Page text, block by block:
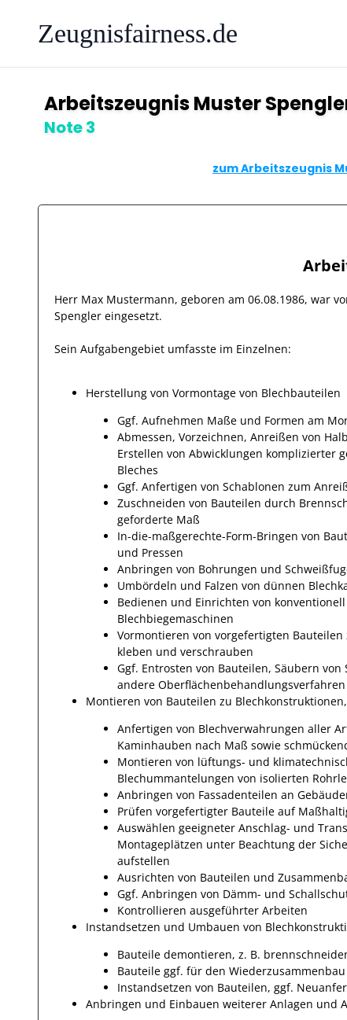
Zeugnisfairness.de
Arbeitszeugnis Muster
Note 3
zum Arbeitszeugnis
Herr Max Mustermann, geboren am 06.08.1986, war
Spengler eingesetzt.
Sein Aufgabengebiet umfasste im Einzelnen:
Herstellung von Vormontage von Blechbauteilen
Ggf. Aufnehmen Maße und Formen am
Abmessen, Vorzeichnen, Anreißen von
Erstellen von Abwicklungen komplizierter
Bleches
Ggf. Anfertigen von Schablonen zum
Zuschneiden von Bauteilen durch
geforderte Maß
In-die-maßgerechte-Form-Bringen von
und Pressen
Anbringen von Bohrungen und
Umbördeln und Falzen von dünnen
Bedienen und Einrichten von
Blechbiegemaschinen
Vormontieren von vorgefertigten
kleben und verschrauben
Ggf. Entrosten von Bauteilen, Säubern
andere Oberflächenbehandlungsverfahren
Montieren von Bauteilen zu
Anfertigen von Blechverwahrungen aller
Kaminhauben nach Maß sowie
Montieren von lüftungs- und
Blechummantelungen von isolierten
Anbringen von Fassadenteilen an
Prüfen vorgefertigter Bauteile auf
Auswählen geeigneter Anschlag- und
Montageplätzen unter Beachtung der
aufstellen
Ausrichten von Bauteilen und
Ggf. Anbringen von Dämm- und
Kontrollieren ausgeführter Arbeiten
Instandsetzen und Umbauen von
Bauteile demontieren, z. B.
Bauteile ggf. für den
Instandsetzen von Bauteilen, ggf.
Anbringen und Einbauen weiterer Anlagen und